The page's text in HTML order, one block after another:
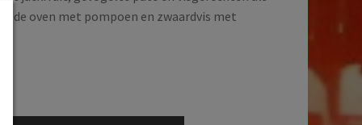
de oven met pompoen en zwaardvis met